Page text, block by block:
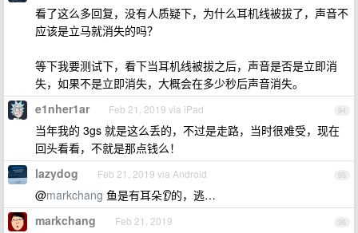
看了这么多回复，没有人质疑下，为什么耳机线被拔了，声音不
应该是立马就消失的吗？
等下我要测试下，看下当耳机线被拔之后，声音是否是立即消
失，如果不是立即消失，大概会在多少秒后声音消失。
94
e1nher1ar Feb 21, 2019 via iPad
当年我的 3gs 就是这么丢的，不过是走路，当时很难受，现在
回头看看，不就是那点钱么！
95
lazydog Feb 21, 2019 via Android
@markchang 鱼是有耳朵👂的，逃…
96
markchang Feb 21, 2019